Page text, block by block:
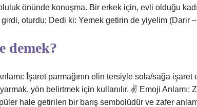
önünde konuşma. Bir erkek için, evli olduğu
oturdu; Dedi ki: Yemek getirin de yiyelim (Darir –
demek?
İşaret parmağının elin tersiyle sola/sağa
yön belirtmek için kullanılır. ✌ Emoji Anlamı:
hale getirilen bir barış sembolüdür ve zafer